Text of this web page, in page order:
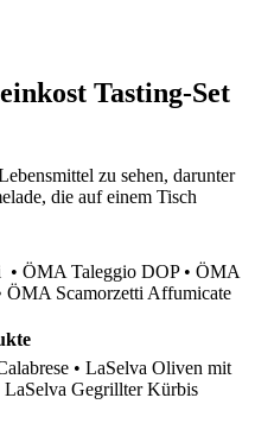
Tasting-Set
ÖMA Taleggio DOP • ÖMA
ÖMA Scamorzetti Affumicate
• LaSelva Oliven mit
LaSelva Gegrillter Kürbis